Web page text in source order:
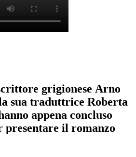
grigionese Arno
sua traduttrice Roberta
appena concluso
presentare il romanzo